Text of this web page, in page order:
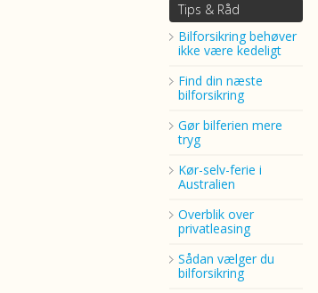
Tips & Råd
Bilforsikring behøver
ikke være kedeligt
Find din næste
bilforsikring
Gør bilferien mere
tryg
Kør-selv-ferie i
Australien
Overblik over
privatleasing
Sådan vælger du
bilforsikring